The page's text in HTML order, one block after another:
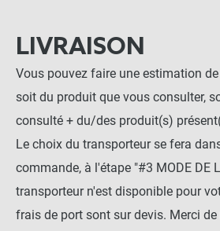
LIVRAISON
Vous pouvez faire une estimation
soit du produit que vous consulter,
consulté + du/des produit(s)
Le choix du transporteur se fera
commande, à l'étape "#3 MODE DE
transporteur n'est disponible pour
frais de port sont sur devis. Merci de